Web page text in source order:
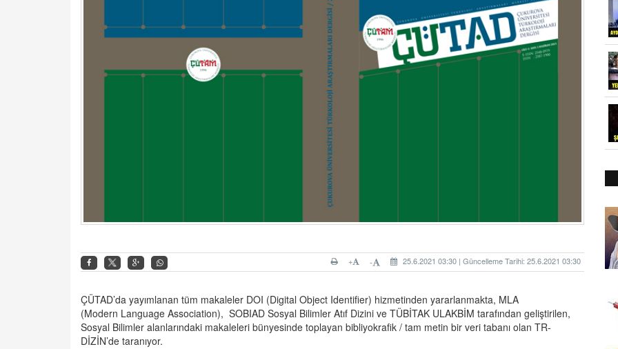
25.6.2021 03:30 | Güncelleme Tarihi: 25.6.2021 03:30
-
+
ÇÜTAD’da yayımlanan tüm makaleler DOI (Digital Object Identifier) hizmetinden yararlanmakta, MLA
(Modern Language Association), SOBIAD Sosyal Bilimler Atıf Dizini ve TÜBİTAK ULAKBİM tarafından geliştirilen,
Sosyal Bilimler alanlarındaki makaleleri bünyesinde toplayan bibliyokrafik / tam metin bir veri tabanı olan TR-
DİZİN’de taranıyor.